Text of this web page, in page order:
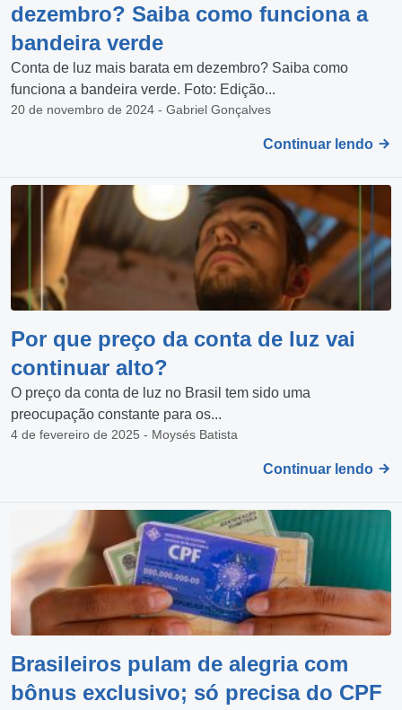
dezembro? Saiba como funciona a
bandeira verde
Conta de luz mais barata em dezembro? Saiba como
funciona a bandeira verde. Foto: Edição...
20 de novembro de 2024 - Gabriel Gonçalves
Continuar lendo
Por que preço da conta de luz vai
continuar alto?
O preço da conta de luz no Brasil tem sido uma
preocupação constante para os...
4 de fevereiro de 2025 - Moysés Batista
Continuar lendo
Brasileiros pulam de alegria com
bônus exclusivo; só precisa do CPF